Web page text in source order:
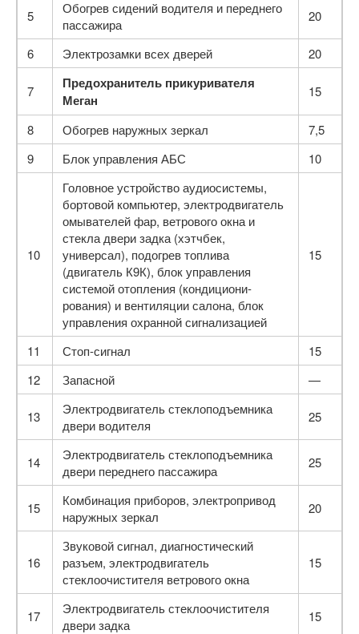
5
Обогрев сидений водителя и переднего
пассажира
20
6 Электрозамки всех дверей 20
7
Предохранитель прикуривателя
Меган
15
8 Обогрев наружных зеркал
7,5
9
Блок управления АБС 10
10
Головное устройство аудиосистемы,
бортовой компьютер, электродвигатель
омывателей фар, ветрового окна и
стекла двери задка (хэтчбек,
универсал), подогрев топлива
(двигатель К9К), блок управления
системой отопления (кондициони­
рования) и вентиляции салона, блок
управления охранной сигнализацией
15
11 Стоп-сигнал
15
12
Запасной —
13
Электродвигатель стеклоподъемника
двери водителя
25
14
Электродвигатель стеклоподъемника
двери перед­него пассажира
25
15
Комбинация приборов, электропривод
наружных зеркал
20
16
Звуковой сигнал, диагностический
разъем, электро­двигатель
стеклоочистителя ветрового окна
15
17
Электродвигатель стеклоочистителя
двери задка
15